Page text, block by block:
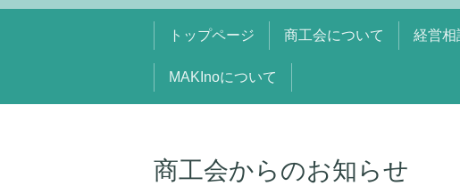
トップページ 商工会について 経営相
MAKInoについて
商工会からのお知らせ